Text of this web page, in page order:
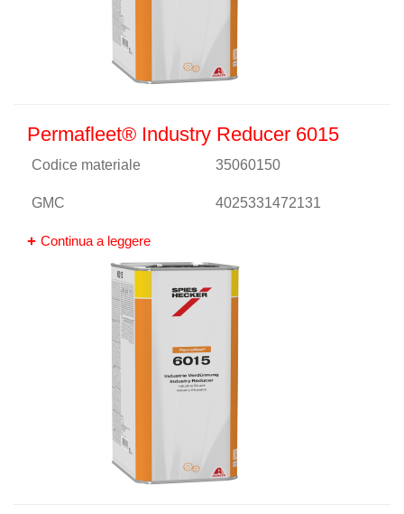
Permafleet® Industry Reducer 6015
Codice materiale 35060150
GMC 4025331472131
Continua a leggere